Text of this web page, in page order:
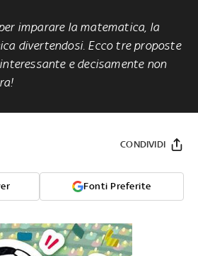
imparare la matematica, la
divertendosi. Ecco tre proposte
e decisamente non
Fonti Preferite
CONDIVIDI